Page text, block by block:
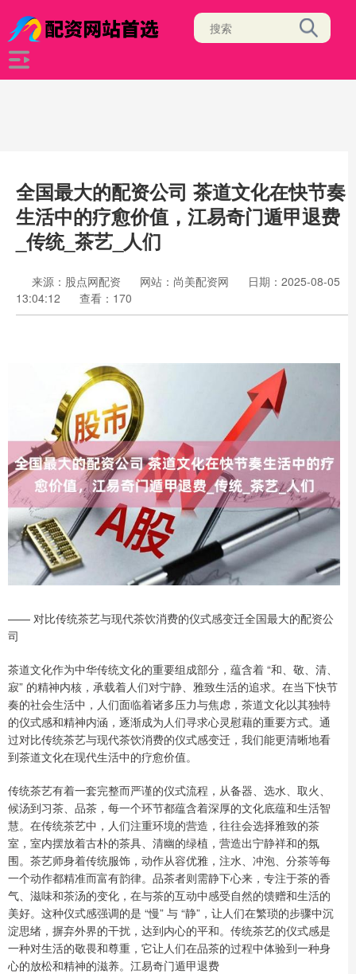
全国最大的配资公司 茶道文化在快节奏
生活中的疗愈价值，江易奇门遁甲退费
_传统_茶艺_人们
来源：股点网配资 网站：尚美配资网
日期：2025-08-05
13:04:12
查看：170
—— 对比传统茶艺与现代茶饮消费的仪式感变迁全国最大的配资公
司
茶道文化作为中华传统文化的重要组成部分，蕴含着 “和、敬、清、
寂” 的精神内核，承载着人们对宁静、雅致生活的追求。在当下快节
奏的社会生活中，人们面临着诸多压力与焦虑，茶道文化以其独特
的仪式感和精神内涵，逐渐成为人们寻求心灵慰藉的重要方式。通
过对比传统茶艺与现代茶饮消费的仪式感变迁，我们能更清晰地看
到茶道文化在现代生活中的疗愈价值。
传统茶艺有着一套完整而严谨的仪式流程，从备器、选水、取火、
候汤到习茶、品茶，每一个环节都蕴含着深厚的文化底蕴和生活智
慧。在传统茶艺中，人们注重环境的营造，往往会选择雅致的茶
室，室内摆放着古朴的茶具、清幽的绿植，营造出宁静祥和的氛
围。茶艺师身着传统服饰，动作从容优雅，注水、冲泡、分茶等每
一个动作都精准而富有韵律。品茶者则需静下心来，专注于茶的香
气、滋味和茶汤的变化，在与茶的互动中感受自然的馈赠和生活的
美好。这种仪式感强调的是 “慢” 与 “静”，让人们在繁琐的步骤中沉
淀思绪，摒弃外界的干扰，达到内心的平和。传统茶艺的仪式感是
一种对生活的敬畏和尊重，它让人们在品茶的过程中体验到一种身
心的放松和精神的滋养。江易奇门遁甲退费